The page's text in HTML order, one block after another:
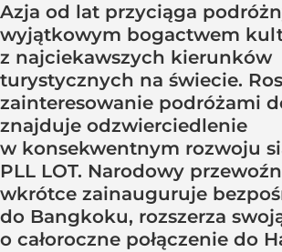
Azja od lat przyciąga
wyjątkowym bogactwem
z najciekawszych kierunków
turystycznych na świecie.
zainteresowanie podróżami
znajduje odzwierciedlenie
w konsekwentnym rozwoju
PLL LOT. Narodowy
wkrótce zainauguruje
do Bangkoku, rozszerza
o całoroczne połączenie do